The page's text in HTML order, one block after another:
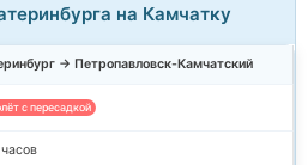
на Камчатку
→ Петропавловск-Камчатский
с пересадкой